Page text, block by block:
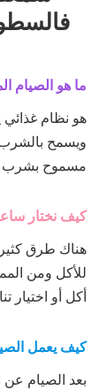
ما هو الصيام
هو نظام غذائي
ويسمح بالشرب
مسموح بشرب
كيف نختار
أكل أو اختيار
كيف يعمل
بعد الصيام عن